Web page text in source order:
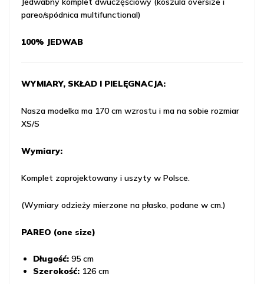
pareo/spódnica multifunctional)
100% JEDWAB
WYMIARY, SKŁAD I PIELĘGNACJA:
Nasza modelka ma 170 cm wzrostu i ma na sobie rozmiar
XS/S
Wymiary:
Komplet zaprojektowany i uszyty w Polsce.
(Wymiary odzieży mierzone na płasko, podane w cm.)
PAREO (one size)
Długość: 95 cm
Szerokość: 126 cm